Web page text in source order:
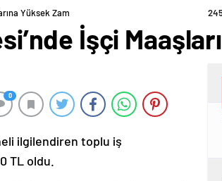
Yüksek Zam
İşçi
0
ilgilendiren toplu iş
TL oldu.